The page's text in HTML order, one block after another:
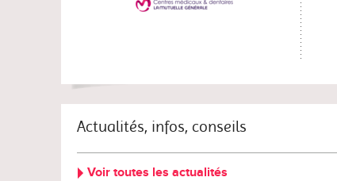
Actualités, infos, conseils
Voir toutes les actualités